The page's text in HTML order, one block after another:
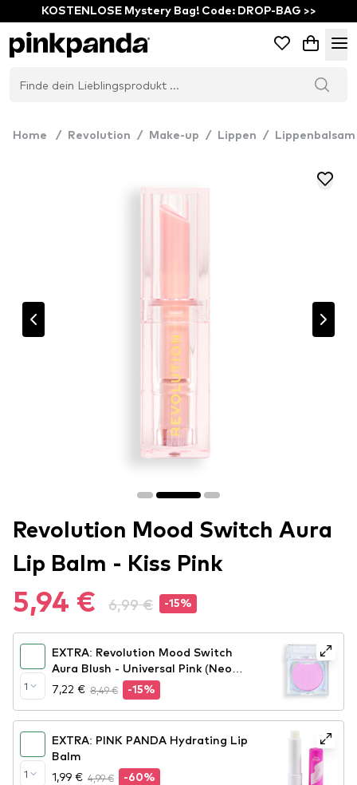
KOSTENLOSE Mystery Bag! Code: DROP-BAG >>
Home / Revolution / Make-up / Lippen / Lippenbalsam
Revolution Mood Switch Aura
Lip Balm - Kiss Pink
5,94 € 6,99 € -15%
1
EXTRA: Revolution Mood Switch
Aura Blush - Universal Pink (Neo
Pink)
7,22 € 8,49 € -15%
1
EXTRA: PINK PANDA Hydrating Lip
Balm
1,99 € 4,99 € -60%